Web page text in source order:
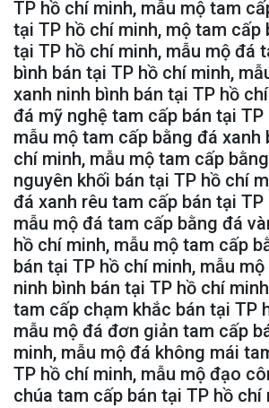
TP hồ chí minh, mẫu mộ tam
tại TP hồ chí minh, mộ tam cấp
tại TP hồ chí minh, mẫu mộ đá
bình bán tại TP hồ chí minh,
xanh ninh bình bán tại TP hồ
đá mỹ nghệ tam cấp bán tại TP
mẫu mộ tam cấp bằng đá xanh
chí minh, mẫu mộ tam cấp
nguyên khối bán tại TP hồ chí
đá xanh rêu tam cấp bán tại TP
mẫu mộ đá tam cấp bằng đá
hồ chí minh, mẫu mộ tam cấp
bán tại TP hồ chí minh, mẫu
ninh bình bán tại TP hồ chí
tam cấp chạm khắc bán tại TP
mẫu mộ đá đơn giản tam cấp
minh, mẫu mộ đá không mái
TP hồ chí minh, mẫu mộ đạo
chúa tam cấp bán tại TP hồ chí